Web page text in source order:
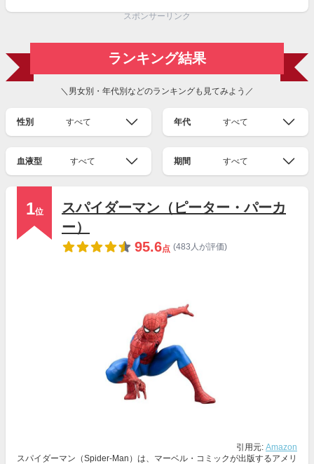
スポンサーリンク
ランキング結果
＼男女別・年代別などのランキングも見てみよう／
性別 すべて 年代 すべて
血液型 すべて 期間 すべて
1位
スパイダーマン（ピーター・パーカ
ー）
95.6点 (483人が評価)
引用元: Amazon
スパイダーマン（Spider-Man）は、マーベル・コミックが出版するアメリ